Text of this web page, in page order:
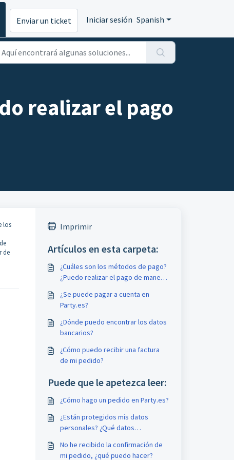
Enviar un ticket Iniciar sesión Spanish
realizar el pago
los
de
Imprimir
Artículos en esta carpeta:
¿Cuáles son los métodos de pago?
¿Puedo realizar el pago de manera
¿Se puede pagar a cuenta en
Party.es?
¿Dónde puedo encontrar los datos
bancarios?
¿Cómo puedo recibir una factura
de mi pedido?
Puede que le apetezca leer:
¿Cómo hago un pedido en Party.es?
¿Están protegidos mis datos
personales? ¿Qué datos
cuenta de cliente?
No he recibido la confirmación de
mi pedido, ¿qué puedo hacer?